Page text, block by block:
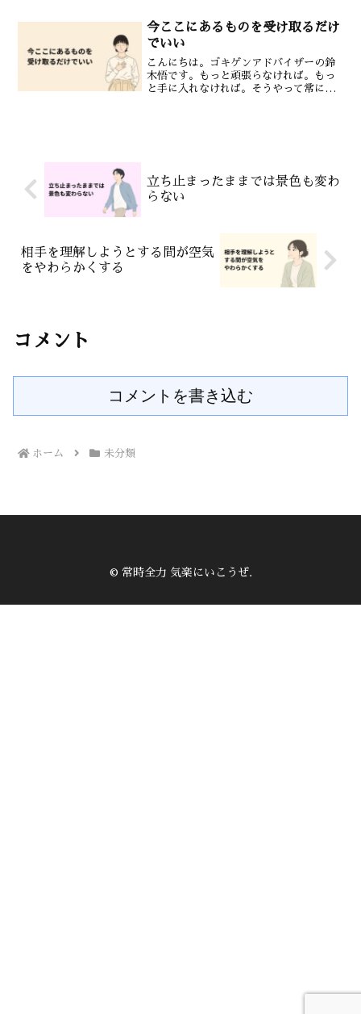
有害な関係を手放すことで新しい余裕や
可能性が広がりより前向き...
今ここにあるものを受け取るだけ
でいい
こんにちは。ゴキゲンアドバイザーの鈴
木悟です。もっと頑張らなければ。もっ
と手に入れなければ。そうやって常に何
立ち止まったままでは景色も変わ
らない
相手を理解しようとする間が空気
をやわらかくする
コメント
コメントを書き込む
ホーム 未分類
© 常時全力 気楽にいこうぜ.